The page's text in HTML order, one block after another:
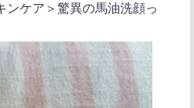
ンケア＞驚異の馬油洗顔っ